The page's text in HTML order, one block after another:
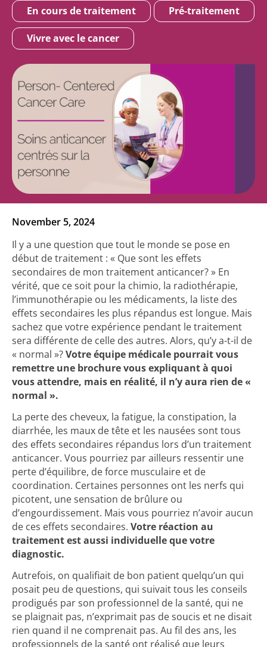
En cours de traitement Pré-traitement
Vivre avec le cancer
November 5, 2024
Il y a une question que tout le monde se pose en
début de traitement : « Que sont les effets
secondaires de mon traitement anticancer? » En
vérité, que ce soit pour la chimio, la radiothérapie,
l’immunothérapie ou les médicaments, la liste des
effets secondaires les plus répandus est longue. Mais
sachez que votre expérience pendant le traitement
sera différente de celle des autres. Alors, qu’y a-t-il de
« normal »?Votre équipe médicale pourrait vous
remettre une brochure vous expliquant à quoi
vous attendre, mais en réalité, il n’y aura rien de «
normal ».
La perte des cheveux, la fatigue, la constipation, la
diarrhée, les maux de tête et les nausées sont tous
des effets secondaires répandus lors d’un traitement
anticancer. Vous pourriez par ailleurs ressentir une
perte d’équilibre, de force musculaire et de
coordination. Certaines personnes ont les nerfs qui
picotent, une sensation de brûlure ou
d’engourdissement. Mais vous pourriez n’avoir aucun
de ces effets secondaires. Votre réaction au
traitement est aussi individuelle que votre
diagnostic.
Autrefois, on qualifiait de bon patient quelqu’un qui
posait peu de questions, qui suivait tous les conseils
prodigués par son professionnel de la santé, qui ne
se plaignait pas, n’exprimait pas de soucis et ne disait
rien quand il ne comprenait pas. Au fil des ans, les
professionnels de la santé ont réalisé que leurs